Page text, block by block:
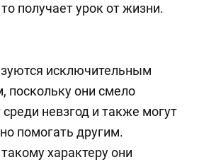
получает урок от жизни.
исключительным
поскольку они смело
невзгод и также могут
помогать другим.
характеру они